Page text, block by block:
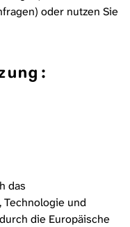
oder nutzen Sie
:
das
und
die Europäische